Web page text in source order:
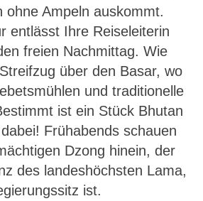
ohne Ampeln auskommt.
entlässt Ihre Reiseleiterin
freien Nachmittag. Wie
über den Basar, wo
und traditionelle
ist ein Stück Bhutan
Frühabends schauen
Dzong hinein, der
des landeshöchsten Lama,
ist.